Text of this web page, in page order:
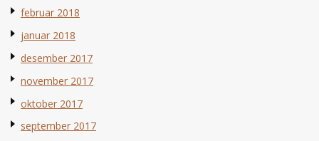
februar 2018
januar 2018
desember 2017
november 2017
oktober 2017
september 2017